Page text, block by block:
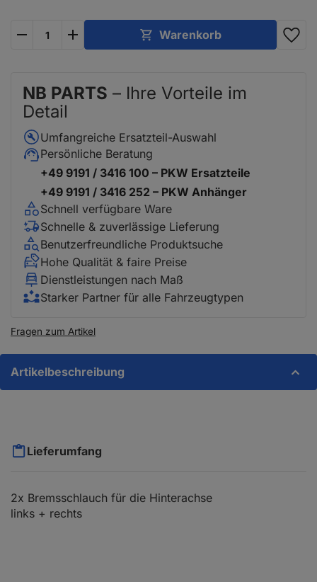
Warenkorb
NB PARTS – Ihre Vorteile im
Detail
Umfangreiche Ersatzteil-Auswahl
Persönliche Beratung
+49 9191 / 3416 100 – PKW Ersatzteile
+49 9191 / 3416 252 – PKW Anhänger
Schnell verfügbare Ware
Schnelle & zuverlässige Lieferung
Benutzerfreundliche Produktsuche
Hohe Qualität & faire Preise
Dienstleistungen nach Maß
Starker Partner für alle Fahrzeugtypen
Fragen zum Artikel
Artikelbeschreibung
Lieferumfang
2x Bremsschlauch für die Hinterachse
links + rechts